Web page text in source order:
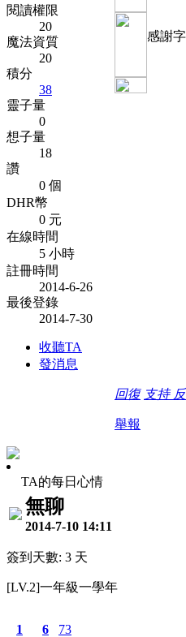
閱讀權限
20
魔法資質
20
積分
38
靈子量
0
想子量
18
讚
0 個
DHR幣
0 元
在線時間
5 小時
註冊時間
2014-6-26
最後登錄
2014-7-30
收聽TA
發消息
感謝
回復 支持
舉報
TA的每日心情
無聊
2014-7-10 14:11
簽到天數: 3 天
[LV.2]一年級一學年
1 6 73